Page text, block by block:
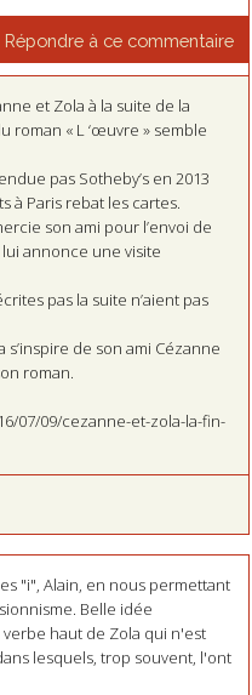
Répondre à ce commentaire
et Zola à la suite de la
roman « L ‘œuvre » semble
pas Sotheby’s en 2013
à Paris rebat les cartes.
son ami pour l’envoi de
annonce une visite
pas la suite n’aient pas
de son ami Cézanne
roman.
07/09/cezanne-et-zola-la-fin-
"i", Alain, en nous permettant
Belle idée
haut de Zola qui n'est
lesquels, trop souvent, l'ont